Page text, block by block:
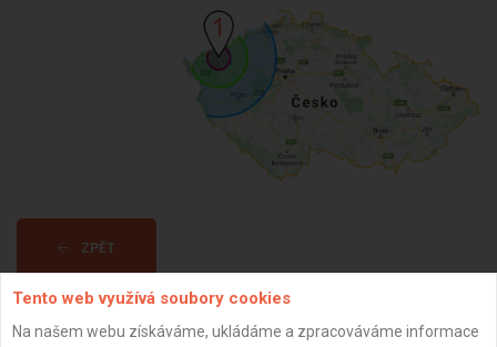
ZPĚT
Aktualizováno z portálu ARES dne 29.12.2023 19:45:10
Tento web využívá soubory cookies
Na našem webu získáváme, ukládáme a zpracováváme informace